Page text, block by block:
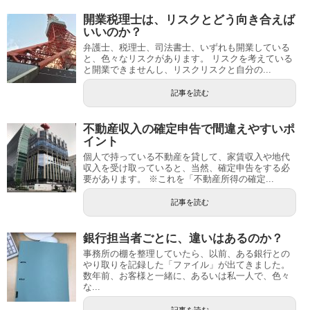
開業税理士は、リスクとどう向き合えば
いいのか？
弁護士、税理士、司法書士、いずれも開業している
と、色々なリスクがあります。 リスクを考えている
と開業できませんし、リスクリスクと自分の...
記事を読む
不動産収入の確定申告で間違えやすいポ
イント
個人で持っている不動産を貸して、家賃収入や地代
収入を受け取っていると、当然、確定申告をする必
要があります。 ※これを「不動産所得の確定...
記事を読む
銀行担当者ごとに、違いはあるのか？
事務所の棚を整理していたら、以前、ある銀行との
やり取りを記録した「ファイル」が出てきました。
数年前、お客様と一緒に、あるいは私一人で、色々
な...